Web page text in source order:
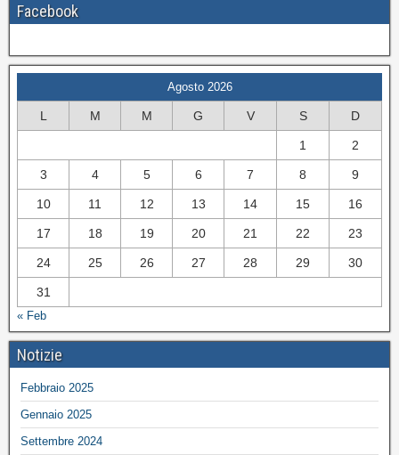
Facebook
Agosto 2026
L M M G V S D
1 2
3 4 5 6 7 8 9
10 11 12 13 14 15 16
17 18 19 20 21 22 23
24 25 26 27 28 29 30
31
« Feb
Notizie
Febbraio 2025
Gennaio 2025
Settembre 2024